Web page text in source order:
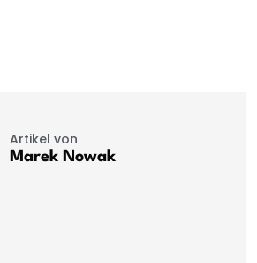
Artikel von
Marek Nowak